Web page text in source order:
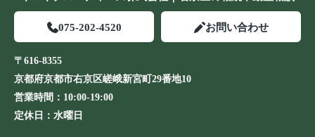
075-202-4520 お問い合わせ
〒616-8355
京都府京都市右京区嵯峨新宮町29番地10
営業時間： 10:00-19:00
定休日： 水曜日